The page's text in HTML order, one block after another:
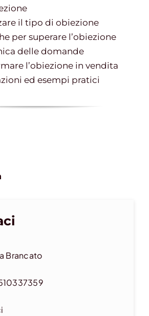
il tipo di obiezione
per superare l’obiezione
delle domande
l’obiezione in vendita
ed esempi pratici
Brancato